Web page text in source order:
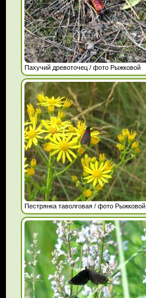
Пахучий древоточец / фото Рыжковой
Г.А.
Пестрянка таволговая / фото Рыжковой
Г.А.